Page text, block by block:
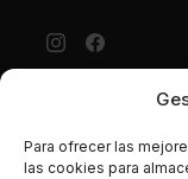
Para ofrecer las
las cookies para
precios